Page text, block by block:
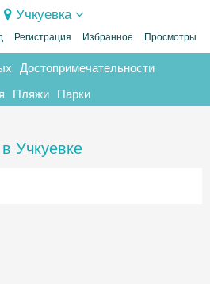
Учкуевка
Регистрация Избранное Просмотры
Достопримечательности
Пляжи Парки
Учкуевке